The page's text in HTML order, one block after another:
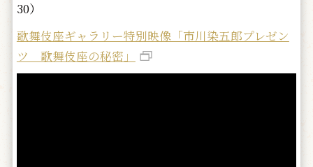
30）
歌舞伎座ギャラリー特別映像「市川染五郎プレゼン
ツ 歌舞伎座の秘密」